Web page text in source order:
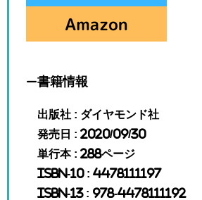
–書籍情報
出版社 : ダイヤモンド社
発売日 : 2020/09/30
単行本 : 288ページ
ISBN-10 : 4478111197
ISBN-13 : 978-4478111192